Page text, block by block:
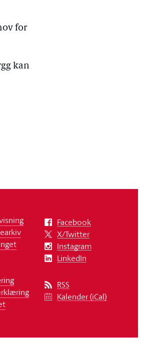
for
kan
Facebook
X/Twitter
Instagram
LinkedIn
RSS
Kalender (iCal)